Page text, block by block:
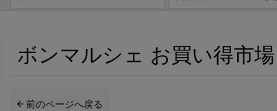
ボンマルシェ お買い得市場
前のページへ戻る